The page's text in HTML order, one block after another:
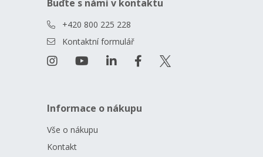
Buďte s námi v kontaktu
+420 800 225 228
Kontaktní formulář
Informace o nákupu
Vše o nákupu
Kontakt